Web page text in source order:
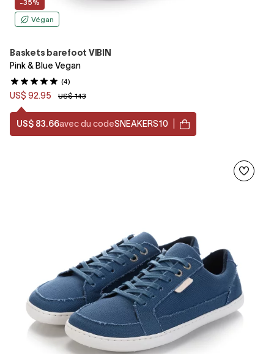
-35%
Végan
Baskets barefoot VIBIN
Pink & Blue Vegan
(4)
US$ 92.95 US$ 143
US$ 83.66avec du codeSNEAKERS10